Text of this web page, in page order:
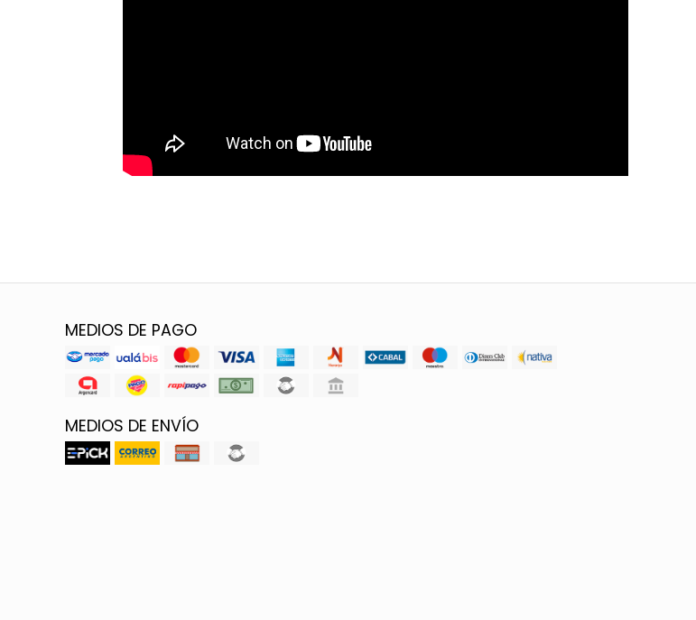
MEDIOS DE PAGO
MEDIOS DE ENVÍO